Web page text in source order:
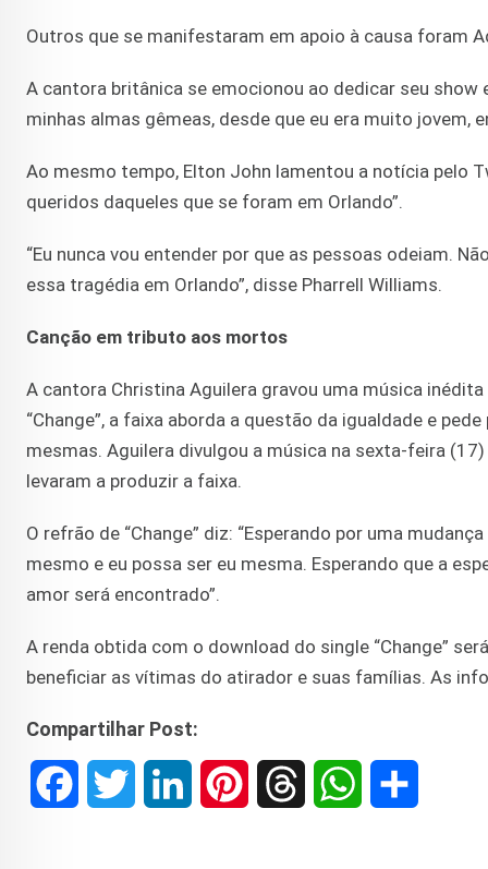
Outros que se manifestaram em apoio à causa foram
A cantora britânica se emocionou ao dedicar seu show
minhas almas gêmeas, desde que eu era muito jovem,
Ao mesmo tempo, Elton John lamentou a notícia pelo
queridos daqueles que se foram em Orlando”.
“Eu nunca vou entender por que as pessoas odeiam.
essa tragédia em Orlando”, disse Pharrell Williams.
Canção em tributo aos mortos
A cantora Christina Aguilera gravou uma música
“Change”, a faixa aborda a questão da igualdade e
mesmas. Aguilera divulgou a música na sexta-feira
levaram a produzir a faixa.
O refrão de “Change” diz: “Esperando por uma
mesmo e eu possa ser eu mesma. Esperando que a
amor será encontrado”.
A renda obtida com o download do single “Change”
beneficiar as vítimas do atirador e suas famílias. As
Compartilhar Post: